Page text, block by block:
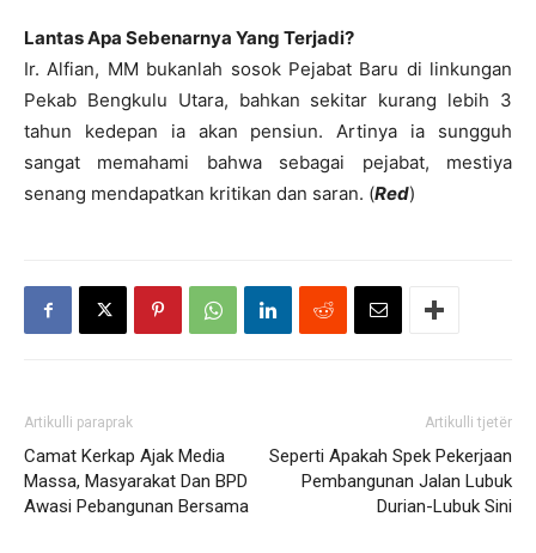
Lantas Apa Sebenarnya Yang Terjadi?
Ir. Alfian, MM bukanlah sosok Pejabat Baru di linkungan
Pekab Bengkulu Utara, bahkan sekitar kurang lebih 3
tahun kedepan ia akan pensiun. Artinya ia sungguh
sangat memahami bahwa sebagai pejabat, mestiya
senang mendapatkan kritikan dan saran. (Red)
Artikulli paraprak
Camat Kerkap Ajak Media
Massa, Masyarakat Dan BPD
Awasi Pebangunan Bersama
Artikulli tjetër
Seperti Apakah Spek Pekerjaan
Pembangunan Jalan Lubuk
Durian-Lubuk Sini